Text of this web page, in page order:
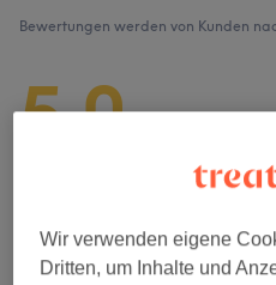
Bewertungen werden von Kunden
5,0
Sauberkeit
Wir verwenden eigene
Dritten, um Inhalte und